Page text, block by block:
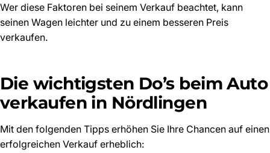
Wer diese Faktoren bei seinem Verkauf beachtet, kann
seinen Wagen leichter und zu einem besseren Preis
verkaufen.
Die wichtigsten Do’s beim Auto
verkaufen in Nördlingen
Mit den folgenden Tipps erhöhen Sie Ihre Chancen auf einen
erfolgreichen Verkauf erheblich: